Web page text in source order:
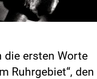
die ersten Worte
Ruhrgebiet“, den